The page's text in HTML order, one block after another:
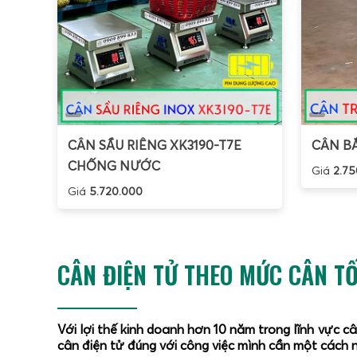
Khi
CÂN SẦU RIÊNG XK3190-T7E
CHỐNG NƯỚC
Giá 5.720.000
CÂN
Giá
CÂN ĐIỆN TỬ THEO MỨC CÂN
Với lợi thế kinh doanh hơn 10 năm trong lĩnh vực
cân điện tử đúng với công việc mình cần một